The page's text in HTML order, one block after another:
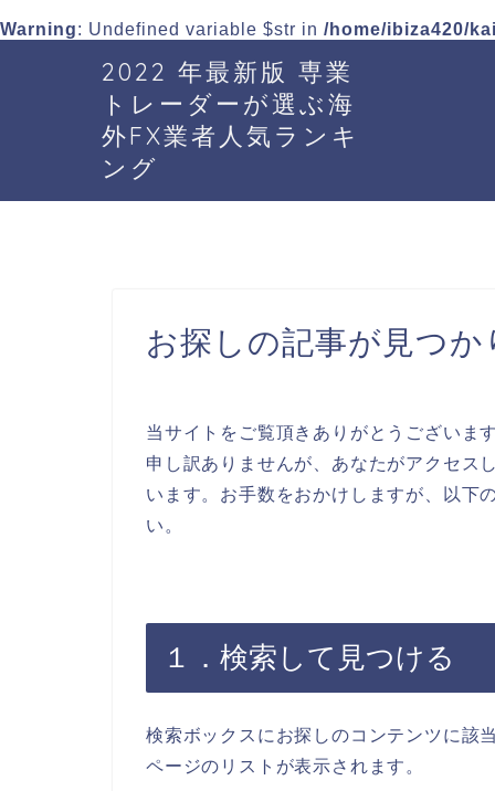
Warning: Undefined variable $str in /home/ibiza420/
2022 年最新版 専業
トレーダーが選ぶ海
外FX業者人気ランキ
ング
お探しの記事が見つ
当サイトをご覧頂きありがとうございま
申し訳ありませんが、あなたがアクセス
います。お手数をおかけしますが、以下
い。
１．検索して見つける
検索ボックスにお探しのコンテンツに該
ページのリストが表示されます。